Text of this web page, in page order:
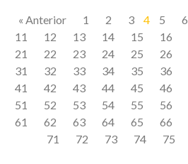
« Anterior 1 2 3 4 5 6
11
12 13 14 15 16
21
22 23 24 25 26
31
32 33 34 35 36
41
42 43 44 45 46
51
52 53 54 55 56
61
62 63 64 65 66
71
72 73 74 75